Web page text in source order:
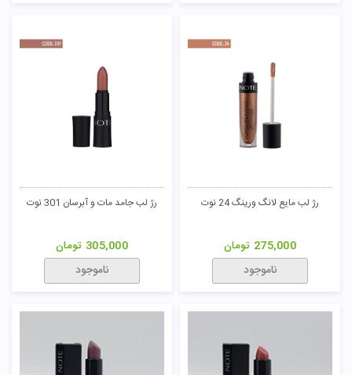
رژ لب مایع لانگ ورینگ 24 نوت
275,000 تومان
ناموجود
رژ لب جامد مات و آبرسان 301 نوت
305,000 تومان
ناموجود